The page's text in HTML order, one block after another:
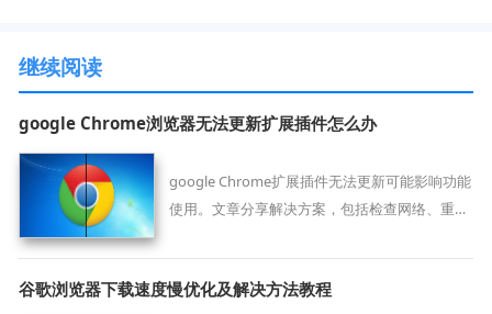
继续阅读
google Chrome浏览器无法更新扩展插件怎么办
google Chrome扩展插件无法更新可能影响功能
使用。文章分享解决方案，包括检查网络、重启
件，保证功能正常使用。
谷歌浏览器下载速度慢优化及解决方法教程